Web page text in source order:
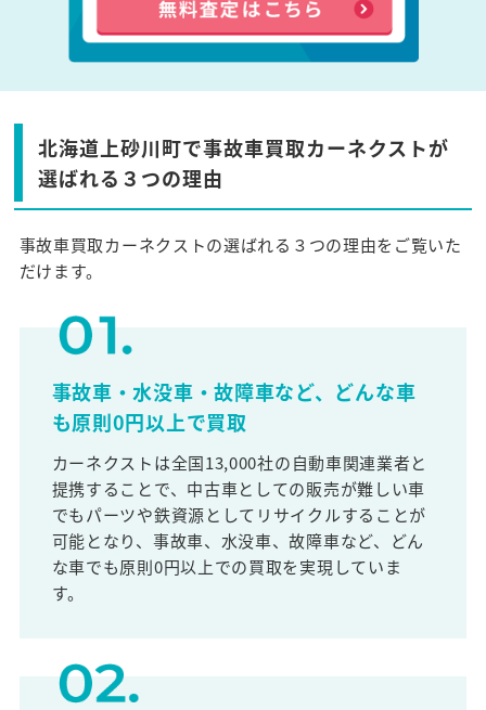
北海道上砂川町で事故車買取カーネクストが
選ばれる３つの理由
事故車買取カーネクストの選ばれる３つの理由をご覧いた
だけます。
事故車・水没車・故障車など、どんな車
も原則0円以上で買取
カーネクストは全国13,000社の自動車関連業者と
提携することで、中古車としての販売が難しい車
でもパーツや鉄資源としてリサイクルすることが
可能となり、事故車、水没車、故障車など、どん
な車でも原則0円以上での買取を実現していま
す。